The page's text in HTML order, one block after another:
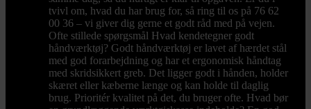
tvivl om, hvad du har brug for, så ring til os på 76 62
00 36 – vi giver dig gerne et godt råd med på vejen.
Ofte stillede spørgsmål Hvad kendetegner godt
håndværktøj? Godt håndværktøj er lavet af hærdet stål
med god forarbejdning og har et ergonomisk håndtag
med skridsikkert greb. Det ligger godt i hånden, holder
skæret eller kæberne længe og kan holde til daglig
brug. Prioritér kvalitet på det, du bruger ofte. Hvad bør